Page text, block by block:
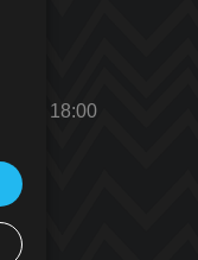
698
- 18:00